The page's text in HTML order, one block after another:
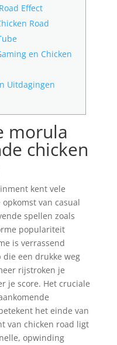
Effect
Road
en Chicken
Uitdagingen
morula
chicken
kent vele
van casual
spellen zoals
populariteit
is verrassend
een drukke weg
rijstroken je
je score. Het cruciale
het einde van
van chicken road ligt
opwinding